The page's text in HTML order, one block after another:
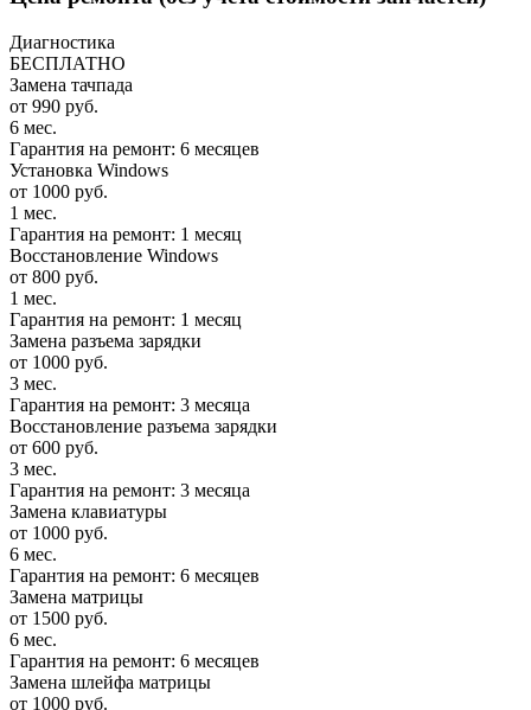
Диагностика
БЕСПЛАТНО
Замена тачпада
от 990 руб.
6 мес.
Гарантия на ремонт: 6 месяцев
Установка Windows
от 1000 руб.
1 мес.
Гарантия на ремонт: 1 месяц
Восстановление Windows
от 800 руб.
1 мес.
Гарантия на ремонт: 1 месяц
Замена разъема зарядки
от 1000 руб.
3 мес.
Гарантия на ремонт: 3 месяца
Восстановление разъема зарядки
от 600 руб.
3 мес.
Гарантия на ремонт: 3 месяца
Замена клавиатуры
от 1000 руб.
6 мес.
Гарантия на ремонт: 6 месяцев
Замена матрицы
от 1500 руб.
6 мес.
Гарантия на ремонт: 6 месяцев
Замена шлейфа матрицы
от 1000 руб.